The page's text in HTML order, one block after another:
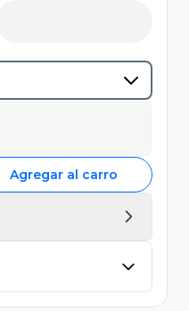
Agregar al carro